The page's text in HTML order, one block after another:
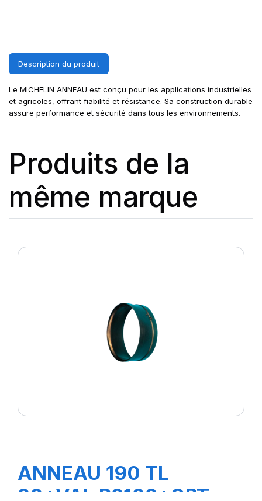
Description du produit
Le MICHELIN ANNEAU est conçu pour les applications industrielles
et agricoles, offrant fiabilité et résistance. Sa construction durable
assure performance et sécurité dans tous les environnements.
Produits de la
même marque
ANNEAU 190 TL
20+VAL R2102+OBT